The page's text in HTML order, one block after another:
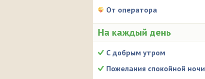
От оператора
На каждый день
С добрым утром
Пожелания спокойной ночи